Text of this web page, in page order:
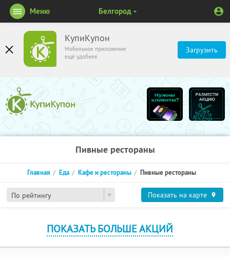
КупиКупон
Мобильное приложение
ещё удобнее
Загрузить
Меню Белгород
Пивные рестораны
По рейтингу
Главная Еда Кафе и рестораны Пивные рестораны
Показать на карте
ПОКАЗАТЬ БОЛЬШЕ АКЦИЙ